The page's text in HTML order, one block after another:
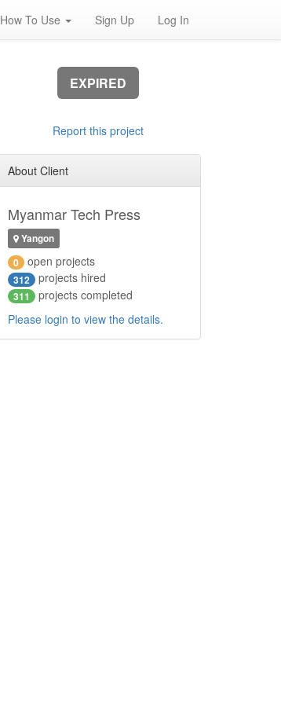
How To Use Sign Up Log In
EXPIRED
Report this project
About Client
Myanmar Tech Press
Yangon
0 open projects
312 projects hired
311 projects completed
Please login to view the details.